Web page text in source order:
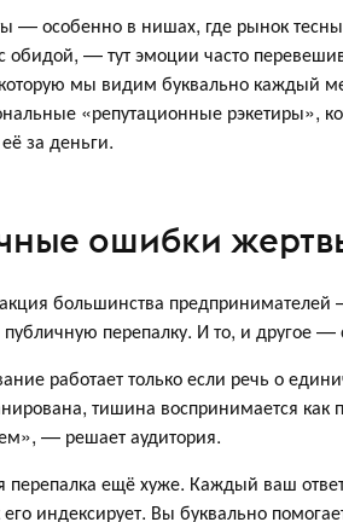
— особенно в нишах, где рынок
обидой, — тут эмоции часто
мы видим буквально каждый
«репутационные рэкетиры»,
за деньги.
ошибки
большинства
публичную перепалку. И то, и другое
работает только если речь о
тишина воспринимается
— решает аудитория.
перепалка ещё хуже. Каждый ваш
его индексирует. Вы буквально